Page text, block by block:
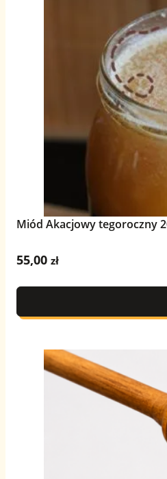
Miód Akacjowy tegoroczny
55,00zł